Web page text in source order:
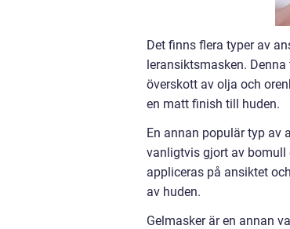
Det finns flera typer av
leransiktsmasken.
överskott av olja och
en matt finish till huden.
En annan populär typ av
vanligtvis gjort av bomull
appliceras på ansiktet
av huden.
Gelmasker är en annan